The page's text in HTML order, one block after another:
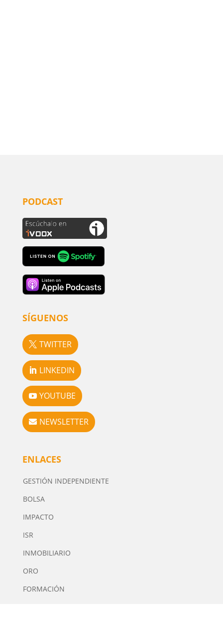
PODCAST
SÍGUENOS
TWITTER
LINKEDIN
YOUTUBE
NEWSLETTER
ENLACES
GESTIÓN INDEPENDIENTE
BOLSA
IMPACTO
ISR
INMOBILIARIO
ORO
FORMACIÓN